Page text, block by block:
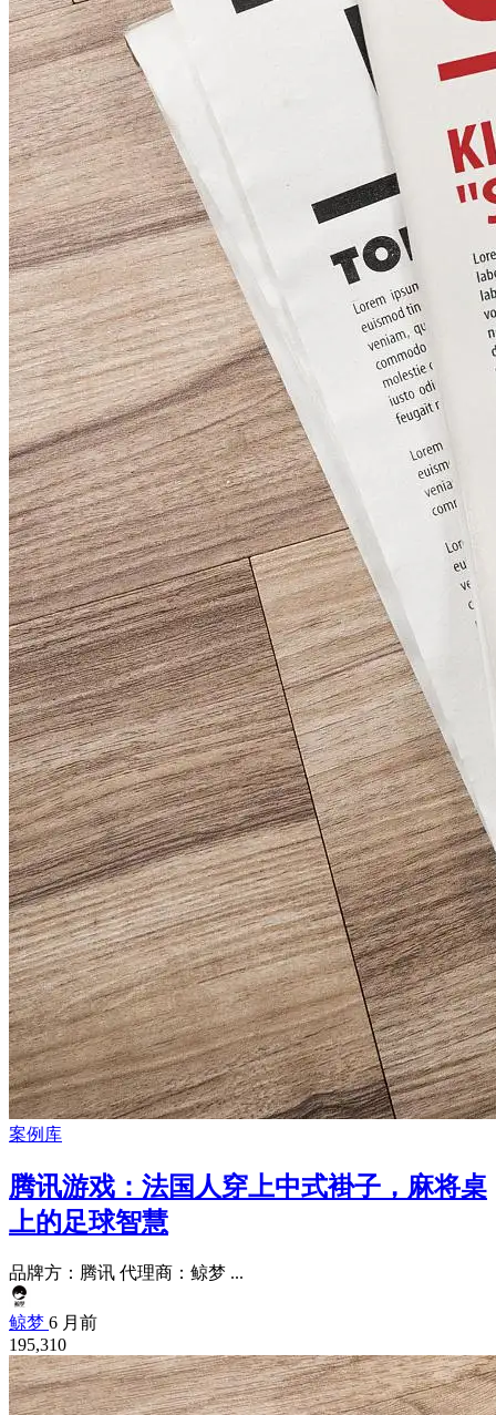
案例库
腾讯游戏：法国人穿上中式褂子，麻将桌
上的足球智慧
品牌方：腾讯 代理商：鲸梦 ...
鲸梦 6 月前
195,310